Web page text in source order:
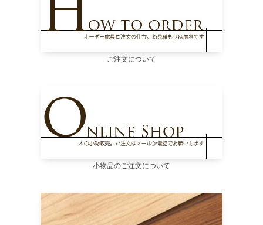
ご注文について
小物品のご注文について